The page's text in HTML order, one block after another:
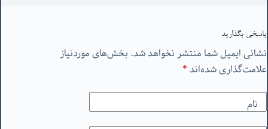
پاسخی بگذارید
نشانی ایمیل شما منتشر نخواهد شد. بخش‌های موردنیاز
علامت‌گذاری شده‌اند*
نام